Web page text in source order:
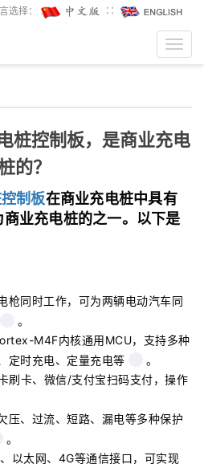
选择： ∷
桩控制板，是商业充电
的？
制板在商业充电桩中具有
业充电桩的之一。以下是
枪同时工作，可为两辆电动汽车同
。
M4F内核通用MCU，支持多种
定时充电、定量充电等
。
刷卡、微信/支付宝扫码支付，操作
压、过流、短路、漏电等多种保护
。
以太网、4G等通信接口，可实现